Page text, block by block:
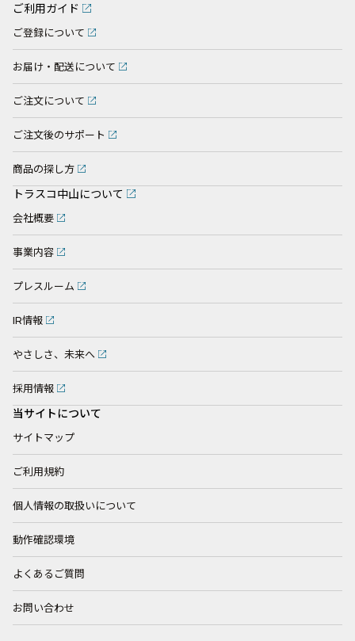
ご利用ガイド
ご登録について
お届け・配送について
ご注文について
ご注文後のサポート
商品の探し方
トラスコ中山について
会社概要
事業内容
プレスルーム
IR情報
やさしさ、未来へ
採用情報
当サイトについて
サイトマップ
ご利用規約
個人情報の取扱いについて
動作確認環境
よくあるご質問
お問い合わせ